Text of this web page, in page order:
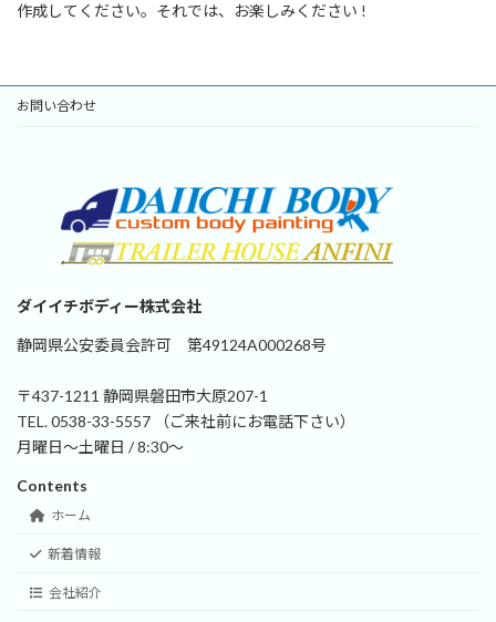
作成してください。それでは、お楽しみください !
お問い合わせ
ダイイチボディー株式会社
静岡県公安委員会許可 第49124A000268号
〒437-1211 静岡県磐田市大原207-1
TEL. 0538-33-5557 （ご来社前にお電話下さい）
月曜日～土曜日 / 8:30～
Contents
ホーム
新着情報
会社紹介